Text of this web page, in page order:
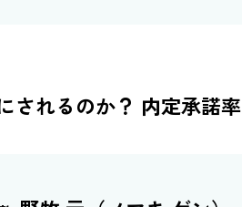
されるのか？ 内定承諾